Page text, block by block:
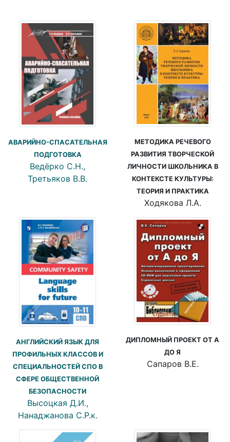
АВАРИЙНО-СПАСАТЕЛЬНАЯ
ПОДГОТОВКА
Ведёрко С.Н.,
Третьяков В.В.
МЕТОДИКА РЕЧЕВОГО
РАЗВИТИЯ ТВОРЧЕСКОЙ
ЛИЧНОСТИ ШКОЛЬНИКА В
КОНТЕКСТЕ КУЛЬТУРЫ:
ТЕОРИЯ И ПРАКТИКА
Ходякова Л.А.
АНГЛИЙСКИЙ ЯЗЫК ДЛЯ
ПРОФИЛЬНЫХ КЛАССОВ И
СПЕЦИАЛЬНОСТЕЙ СПО В
СФЕРЕ ОБЩЕСТВЕННОЙ
БЕЗОПАСНОСТИ
Высоцкая Д.И.,
Нанаджанова С.Р.к.
ДИПЛОМНЫЙ ПРОЕКТ ОТ А
ДО Я
Сапаров В.Е.